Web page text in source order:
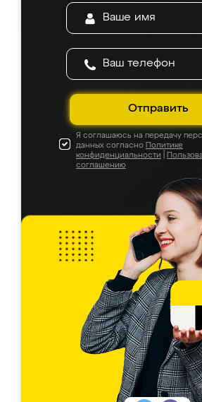
Отправить
Я соглашаюсь на передачу
данных согласно Политике
конфиденциальности
соглашению